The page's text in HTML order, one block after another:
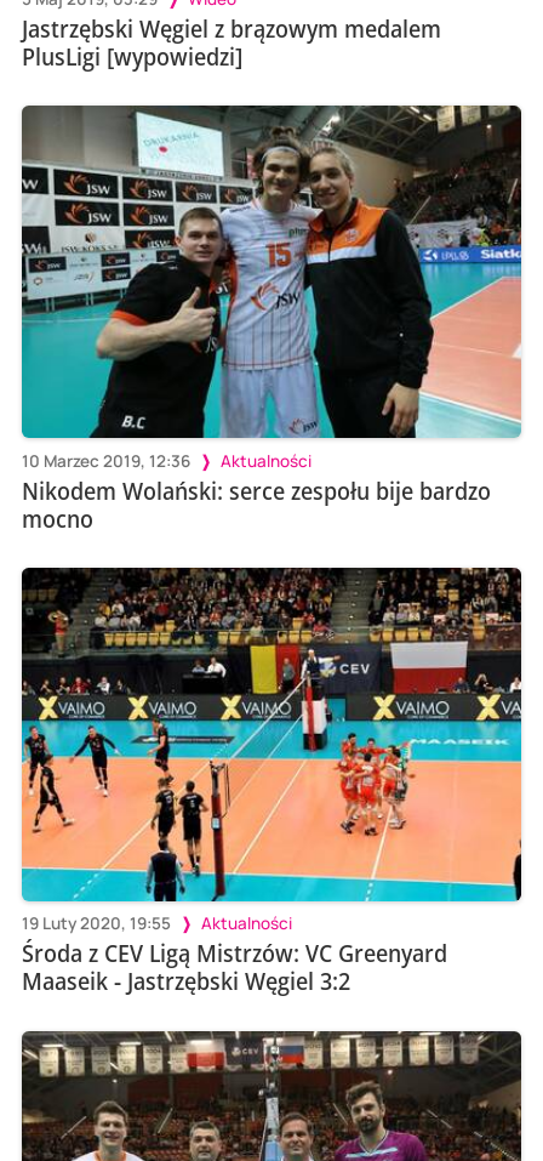
Jastrzębski Węgiel z brązowym medalem
PlusLigi [wypowiedzi]
10 Marzec 2019, 12:36 Aktualności
Nikodem Wolański: serce zespołu bije bardzo
mocno
19 Luty 2020, 19:55 Aktualności
Środa z CEV Ligą Mistrzów: VC Greenyard
Maaseik - Jastrzębski Węgiel 3:2